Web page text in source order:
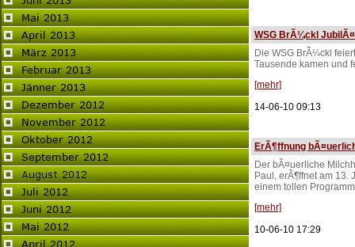
WSG BrÃ¼ckl
Die WSG BrÃ¼ckl
Tausende kamen und
[mehr]
14-06-10 09:13
ErÃ¶ffnung
Der bÃ¤uerliche
Paul, erÃ¶ffnet am
einem tollen
[mehr]
10-06-10 17:29